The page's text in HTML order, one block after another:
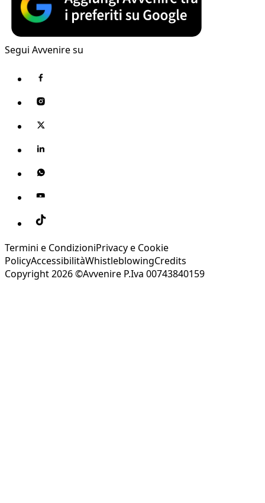
Segui Avvenire su
Termini e CondizioniPrivacy e Cookie
PolicyAccessibilitàWhistleblowingCredits
Copyright 2026 ©Avvenire P.Iva 00743840159